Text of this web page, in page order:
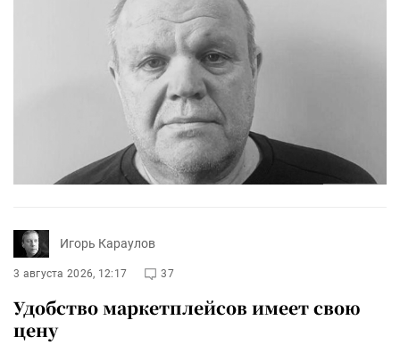
Игорь Караулов
3 августа 2026, 12:17 37
Удобство маркетплейсов имеет свою
цену